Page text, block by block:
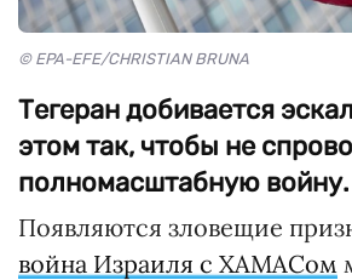
© EPA-EFE/CHRISTIAN BRUNA
Тегеран добивается
этом так, чтобы не
полномасштабную войну.
Появляются зловещие
война Израиля с ХАМАСом